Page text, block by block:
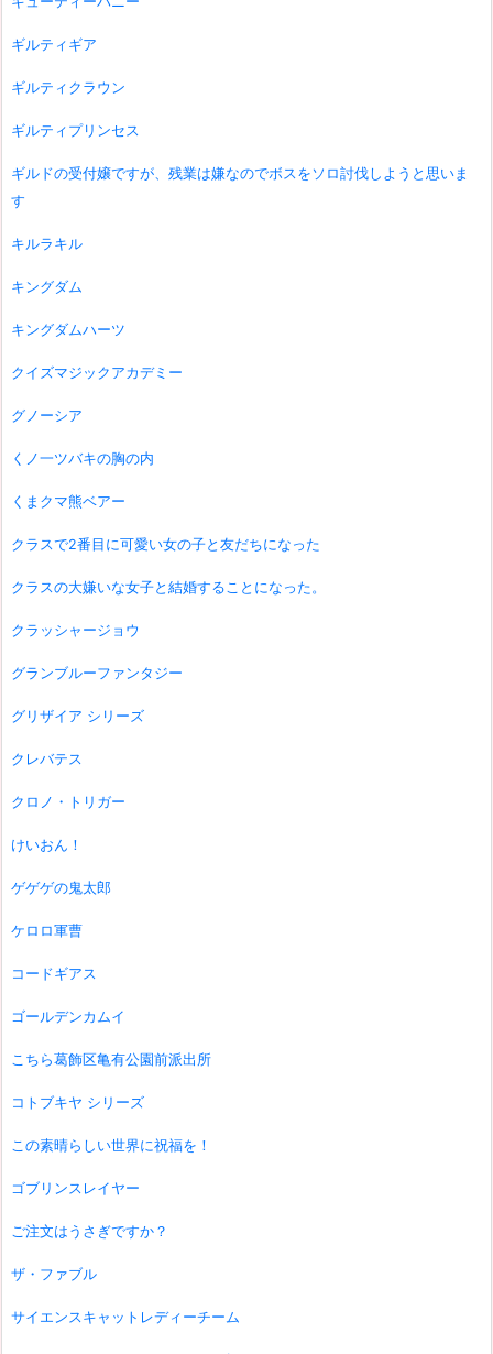
ギルティギア
ギルティクラウン
ギルティプリンセス
ギルドの受付嬢ですが、残業は嫌なのでボスをソロ討伐しようと思いま
す
キルラキル
キングダム
キングダムハーツ
クイズマジックアカデミー
グノーシア
くノ一ツバキの胸の内
くまクマ熊ベアー
クラスで2番目に可愛い女の子と友だちになった
クラスの大嫌いな女子と結婚することになった。
クラッシャージョウ
グランブルーファンタジー
グリザイア シリーズ
クレバテス
クロノ・トリガー
けいおん！
ゲゲゲの鬼太郎
ケロロ軍曹
コードギアス
ゴールデンカムイ
こちら葛飾区亀有公園前派出所
コトブキヤ シリーズ
この素晴らしい世界に祝福を！
ゴブリンスレイヤー
ご注文はうさぎですか？
ザ・ファブル
サイエンスキャットレディーチーム